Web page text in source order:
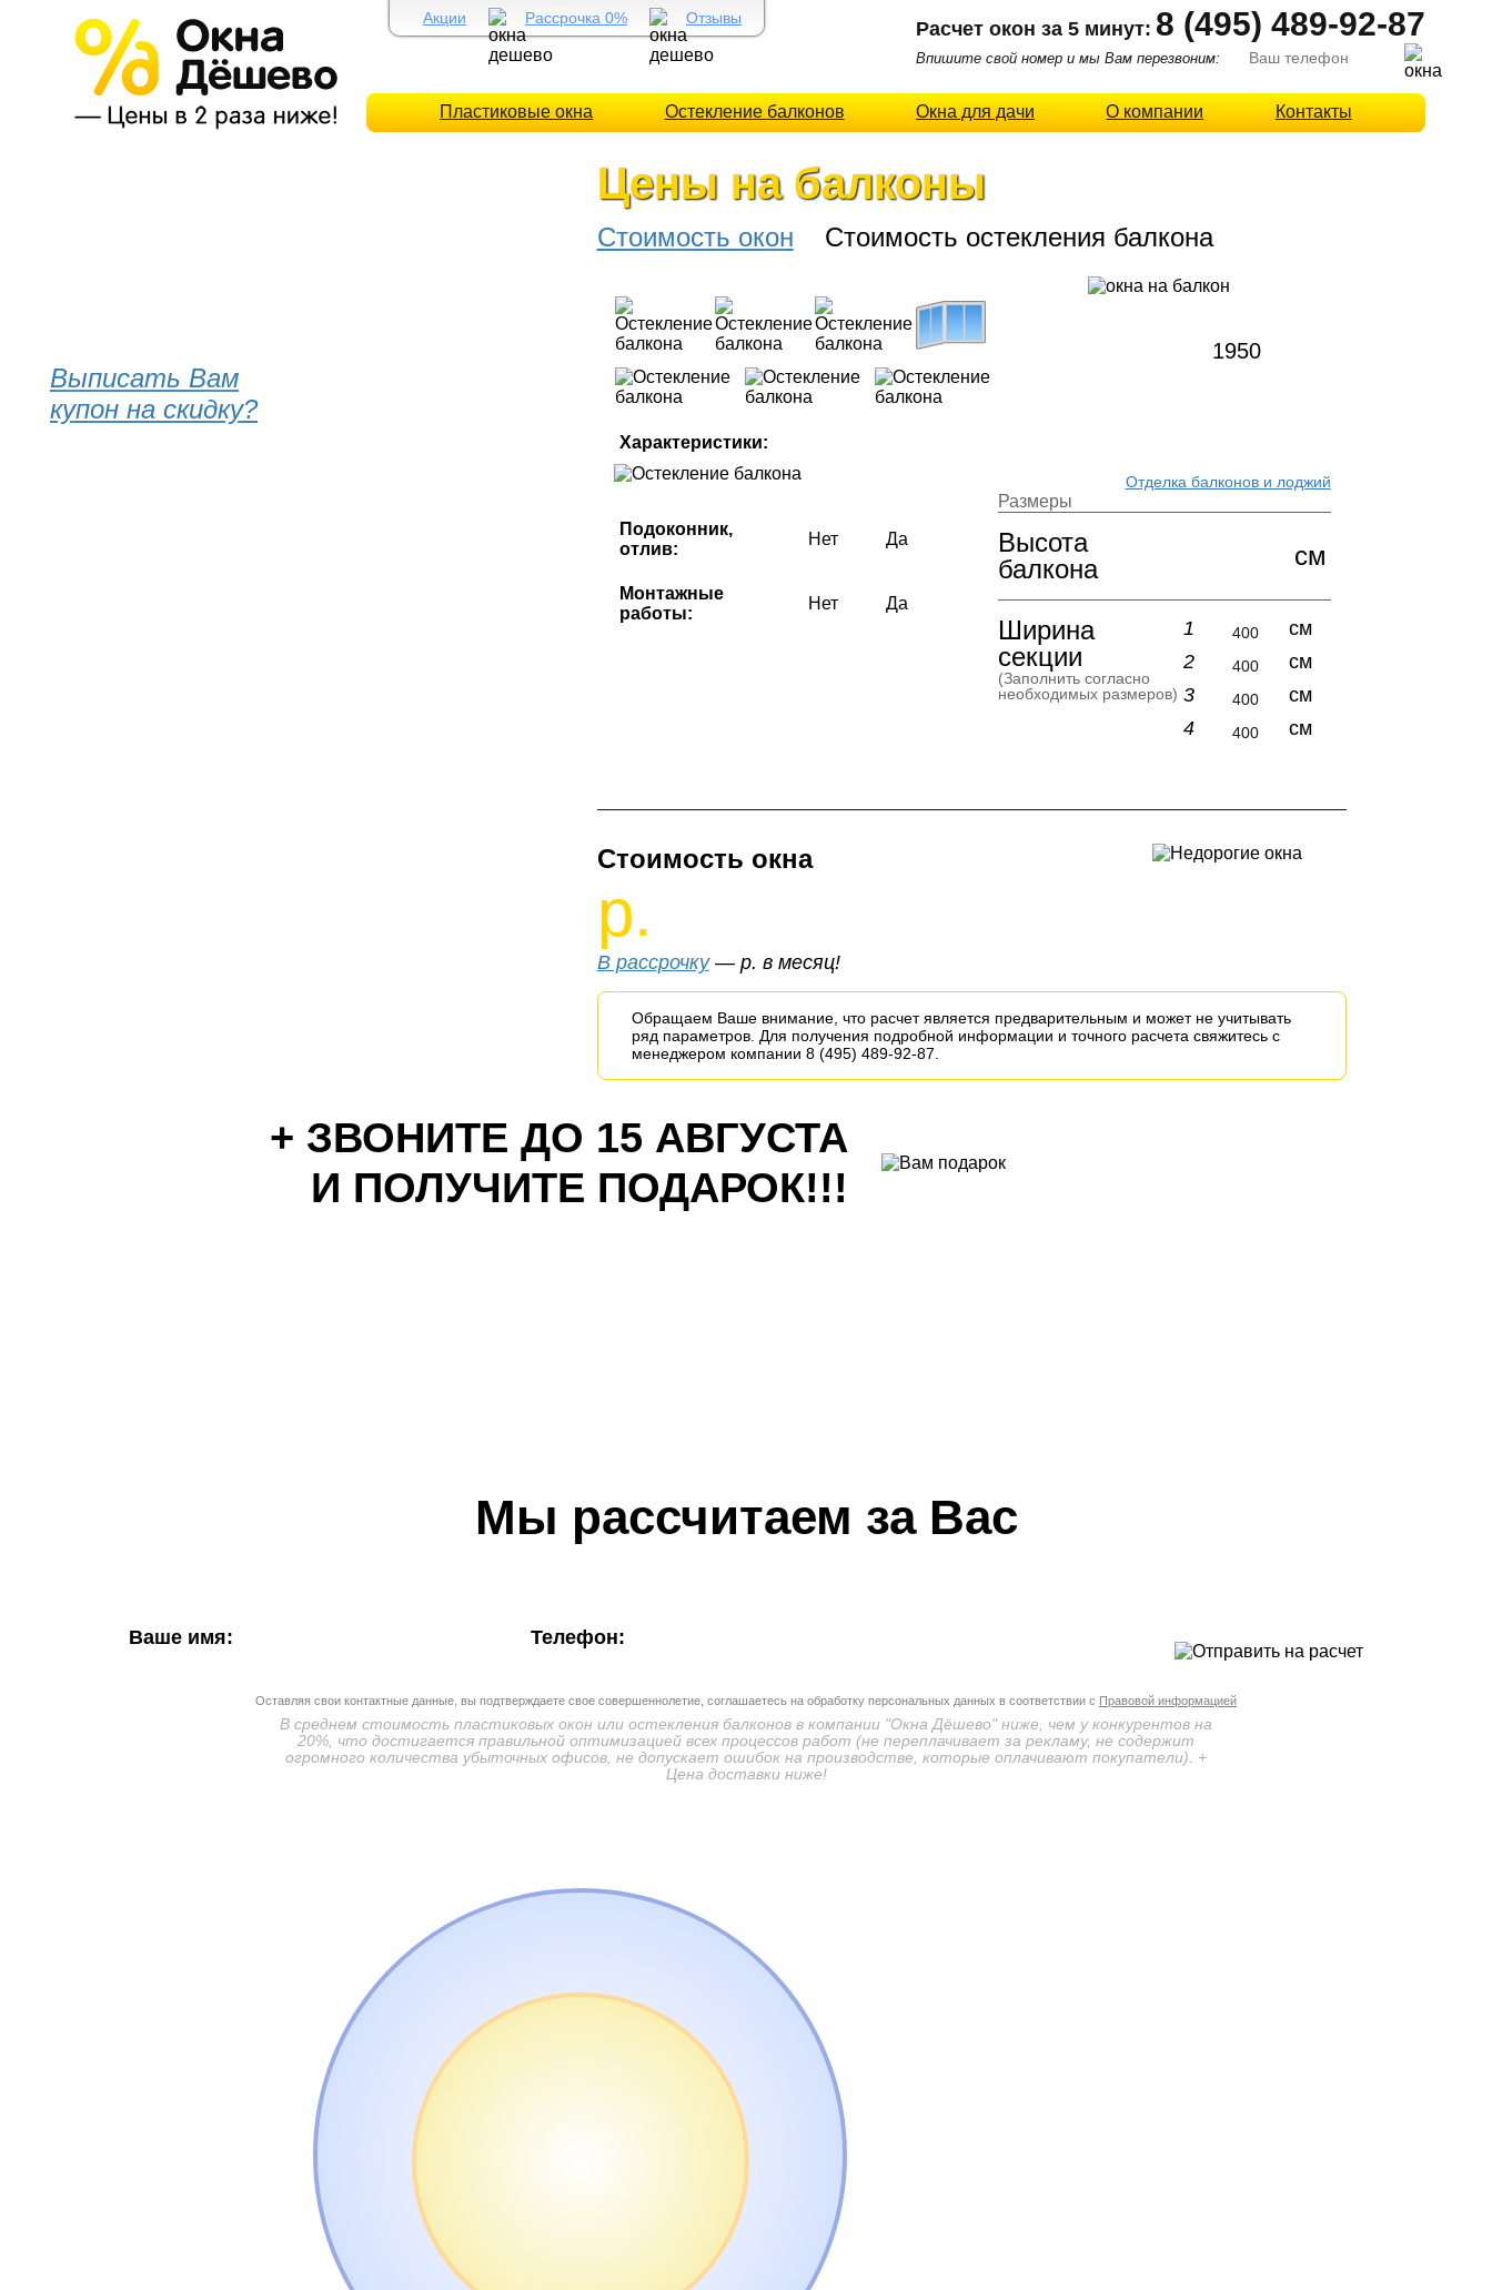
Акции Рассрочка 0% Отзывы Расчет окон за 5 минут: 8 (495) 489-92-87
Впишите свой номер и мы Вам перезвоним:
Пластиковые окна Остекление балконов Окна для дачи О компании Контакты
Выписать Вам
купон на скидку?
Цены на балконы
Стоимость окон Стоимость остекления балкона
Характеристики:
Подоконник,
отлив:
Нет Да
Монтажные
работы:
Нет Да
1950
Отделка балконов и лоджий
Размеры
Высота
балкона
см
Ширина
секции
(Заполнить согласно
необходимых размеров)
1
см
2
см
3
см
4
см
Стоимость окна
р.
В рассрочку— р. в месяц!
Обращаем Ваше внимание, что расчет является предварительным и может не учитывать
ряд параметров. Для получения подробной информации и точного расчета свяжитесь с
менеджером компании 8 (495) 489-92-87
+ ЗВОНИТЕ ДО 15 АВГУСТА
И ПОЛУЧИТЕ ПОДАРОК!!!
Мы рассчитаем за Вас
Ваше имя: Телефон:
Оставляя свои контактные данные, вы подтверждаете свое совершеннолетие, соглашаетесь на обработку персональных данных в соответствии с Правовой информацией
В среднем стоимость пластиковых окон или остекления балконов в компании "Окна Дёшево" ниже, чем у конкурентов на
20%, что достигается правильной оптимизацией всех процессов работ (не переплачивает за рекламу, не содержит
огромного количества убыточных офисов, не допускает ошибок на производстве, которые оплачивают покупатели). +
Цена доставки ниже!